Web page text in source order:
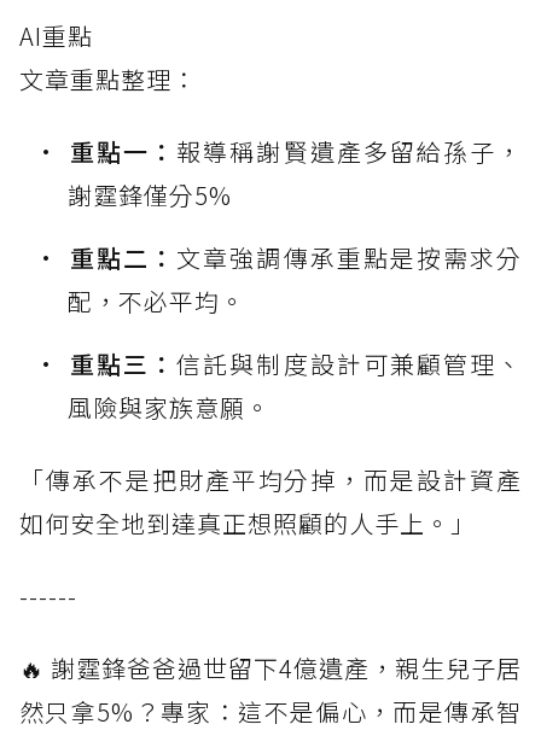
AI重點
文章重點整理：
重點一： 報導稱謝賢遺產多留給孫子，
謝霆鋒僅分5%
重點二： 文章強調傳承重點是按需求分
配，不必平均。
重點三：信託與制度設計可兼顧管理、
風險與家族意願。
「傳承不是把財產平均分掉，而是設計資產
如何安全地到達真正想照顧的人手上。」
------
🔥 謝霆鋒爸爸過世留下4億遺產，親生兒子居
然只拿5%？專家：這不是偏心，而是傳承智